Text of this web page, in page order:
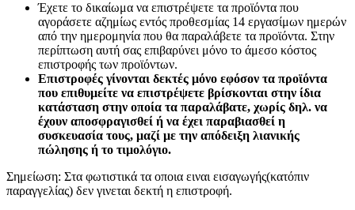
Έχετε το δικαίωμα να επιστρέψετε τα προϊόντα που
αγοράσετε αζημίως εντός προθεσμίας 14 εργασίμων ημερών
από την ημερομηνία που θα παραλάβετε τα προϊόντα. Στην
περίπτωση αυτή σας επιβαρύνει μόνο το άμεσο κόστος
επιστροφής των προϊόντων.
Επιστροφές γίνονται δεκτές μόνο εφόσον τα προϊόντα
που επιθυμείτε να επιστρέψετε βρίσκονται στην ίδια
κατάσταση στην οποία τα παραλάβατε, χωρίς δηλ. να
έχουν αποσφραγισθεί ή να έχει παραβιασθεί η
συσκευασία τους, μαζί με την απόδειξη λιανικής
πώλησης ή το τιμολόγιο.
Σημείωση: Στα φωτιστικά τα οποια ειναι εισαγωγής(κατόπιν
παραγγελίας) δεν γινεται δεκτή η επιστροφή.